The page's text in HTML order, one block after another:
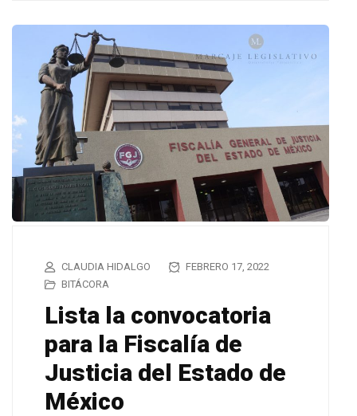
CLAUDIA HIDALGO
FEBRERO 17, 2022
BITÁCORA
Lista la convocatoria
para la Fiscalía de
Justicia del Estado de
México